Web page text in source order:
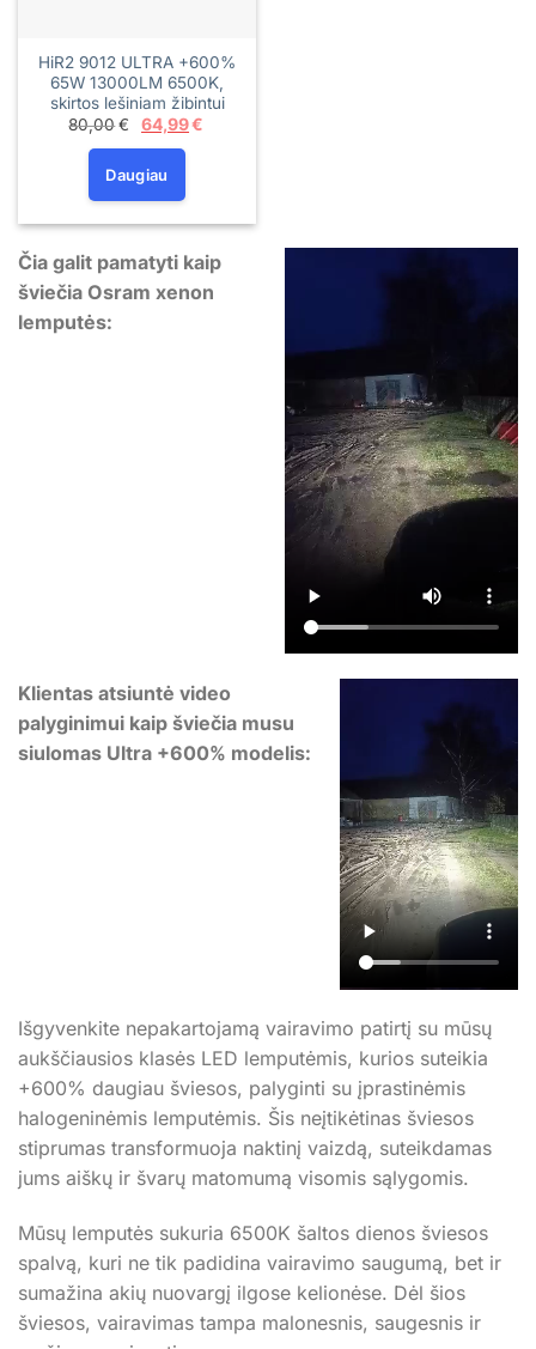
HiR2 9012 ULTRA +600%
65W 13000LM 6500K,
skirtos lešiniam žibintui
80,00€
Original
price
was:
80,00€.
64,99€
Daugiau
Čia galit pamatyti kaip
šviečia Osram xenon
lemputės:
Klientas atsiuntė video
palyginimui kaip šviečia musu
siulomas Ultra +600% modelis:
Išgyvenkite nepakartojamą vairavimo patirtį su mūsų
aukščiausios klasės LED lemputėmis, kurios suteikia
+600% daugiau šviesos, palyginti su įprastinėmis
halogeninėmis lemputėmis. Šis neįtikėtinas šviesos
stiprumas transformuoja naktinį vaizdą, suteikdamas
jums aiškų ir švarų matomumą visomis sąlygomis.
Mūsų lemputės sukuria 6500K šaltos dienos šviesos
spalvą, kuri ne tik padidina vairavimo saugumą, bet ir
sumažina akių nuovargį ilgose kelionėse. Dėl šios
šviesos, vairavimas tampa malonesnis, saugesnis ir